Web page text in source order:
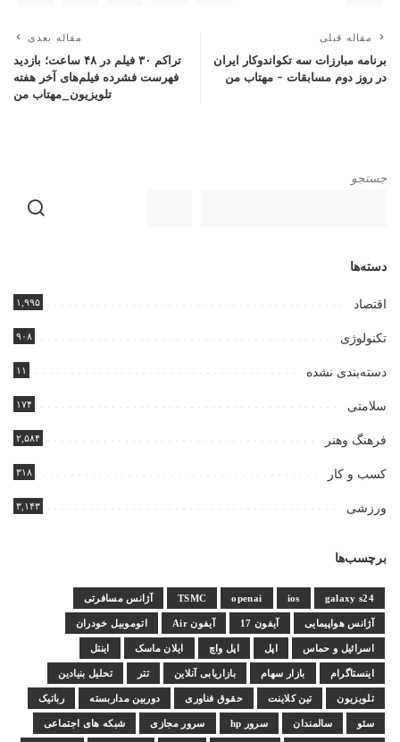
مقاله قبلی
برنامه مبارزات سه تکواندوکار ایران
در روز دوم مسابقات – مهتاب من
مقاله بعدی
تراکم ۳۰ فیلم در ۴۸ ساعت؛ بازدید
فهرست فشرده فیلم‌های آخر هفته
تلویزیون_مهتاب من
جستجو
دسته‌ها
اقتصاد ۱,۹۹۵
تکنولوژی ۹۰۸
دسته‌بندی نشده ۱۱
سلامتی ۱۷۴
فرهنگ وهنر ۲,۵۸۴
کسب و کار ۳۱۸
ورزشی ۳,۱۴۳
برچسب‌ها
galaxy s24
ios
openai
TSMC آژانس مسافرتی
آژانس هواپیمایی آیفون 17 آیفون Air اتوموبیل خودران
اسرائیل و حماس اپل اپل واچ ایلان ماسک اینتل
اینستاگرام بازار سهام بازاریابی آنلاین تتر تحلیل بنیادین
تلویزیون تین کلاینت حقوق فناوری دوربین مداربسته رباتیک
سئو سالمندان سرور hp سرور مجازی شبکه های اجتماعی